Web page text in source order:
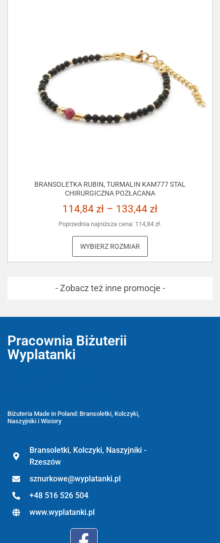
BRANSOLETKA RUBIN, TURMALIN KAM777 STAL
CHIRURGICZNA POZŁACANA
114,84 zł – 133,44 zł
Poprzednia najniższa cena: 114,84 zł.
WYBIERZ ROZMIAR
- Zobacz też inne promocje -
Pracownia Biżuterii
Wyplatanki
Biżuteria Made in Poland: Bransoletki, Kolczyki,
Naszyjniki i Wisiory
Bransoletki, Kolczyki, Naszyjniki -
Rzeszów
sznurkowe@wyplatanki.pl
+48 516 526 504
www.wyplatanki.pl